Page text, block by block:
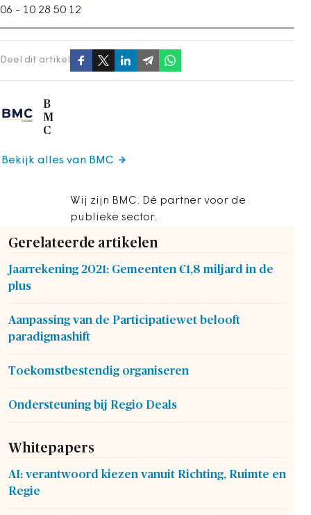
06 - 10 28 50 12
Deel dit artikel
B
M
C
Wij zijn BMC. Dé partner voor de
publieke sector.
Bekijk alles van BMC
Gerelateerde artikelen
Jaarrekening 2021: Gemeenten €1,8 miljard in de
plus
Aanpassing van de Participatiewet belooft
paradigmashift
Toekomstbestendig organiseren
Ondersteuning bij Regio Deals
Whitepapers
AI: verantwoord kiezen vanuit Richting, Ruimte en
Regie